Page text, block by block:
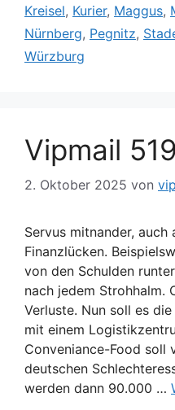
Kreisel, Kurier, Maggus,
Nürnberg, Pegnitz,
Würzburg
Vipmail 519
2. Oktober 2025 von
Servus mitnander,
Finanzlücken.
von den Schulden
nach jedem Strohhalm.
Verluste. Nun soll es
mit einem
Conveniance-Food soll
deutschen
werden dann 90.000 …